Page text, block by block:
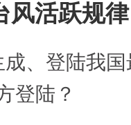
风活跃规律
、登陆我
登陆？